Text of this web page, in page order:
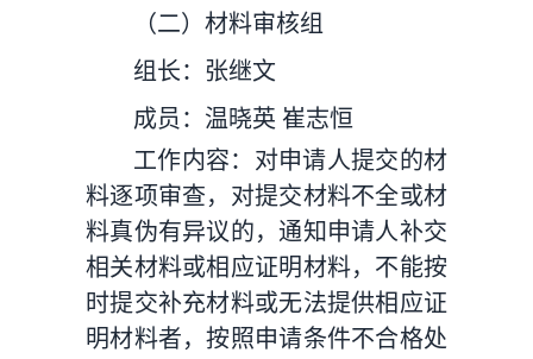
（二）材料审核组
组长：张继文
成员：温晓英 崔志恒
工作内容：对申请人提交的材
料逐项审查，对提交材料不全或材
料真伪有异议的，通知申请人补交
相关材料或相应证明材料，不能按
时提交补充材料或无法提供相应证
明材料者，按照申请条件不合格处